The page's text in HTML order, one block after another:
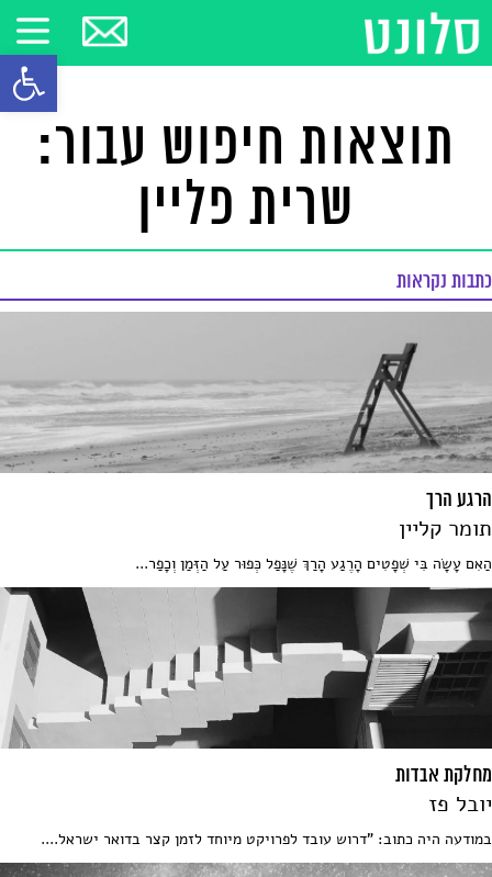
פתח
תוצאות חיפוש עבור:
שרית פליין
כתבות נקראות
הרגע הרך
תומר קליין
הַאִם עָשָׂה בִּי שְׁפָטִים הָרֶגַע הָרַךְ שֶׁנָּפַל כְּפוּר עַל הַזְּמַן וְכָפַר...
מחלקת אבדות
יובל פז
במודעה היה כתוב: "דרוש עובד לפרויקט מיוחד לזמן קצר בדואר ישראל....